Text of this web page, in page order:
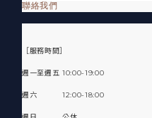
聯絡我們
［服務時間］
週一至週五 10:00-19:00
週六 12:00-18:00